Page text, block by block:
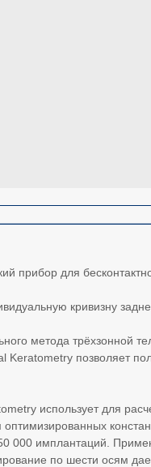
прибор для
кривизну
метода трёхзонной
Keratometry позволяет
использует для
000 имплантаций.
по шести осям